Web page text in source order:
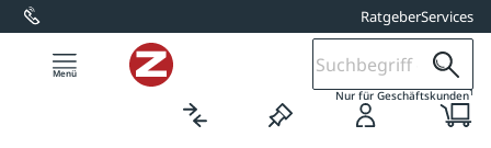
springen RatgeberServices
Nur für Geschäftskunden1